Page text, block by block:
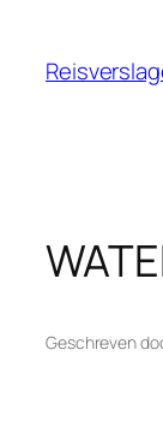
Geschreven